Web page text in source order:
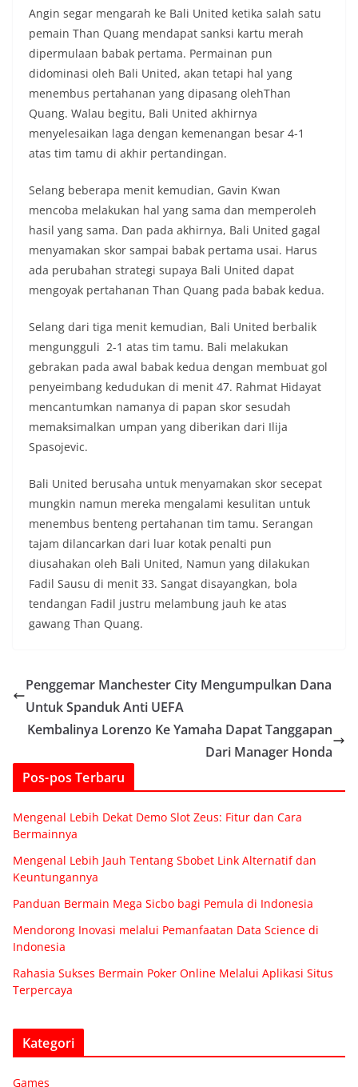
Angin segar mengarah ke Bali United ketika salah satu
pemain Than Quang mendapat sanksi kartu merah
dipermulaan babak pertama. Permainan pun
didominasi oleh Bali United, akan tetapi hal yang
menembus pertahanan yang dipasang olehThan
Quang. Walau begitu, Bali United akhirnya
menyelesaikan laga dengan kemenangan besar 4-1
atas tim tamu di akhir pertandingan.
Selang beberapa menit kemudian, Gavin Kwan
mencoba melakukan hal yang sama dan memperoleh
hasil yang sama. Dan pada akhirnya, Bali United gagal
menyamakan skor sampai babak pertama usai. Harus
ada perubahan strategi supaya Bali United dapat
mengoyak pertahanan Than Quang pada babak kedua.
Selang dari tiga menit kemudian, Bali United berbalik
mengungguli 2-1 atas tim tamu. Bali melakukan
gebrakan pada awal babak kedua dengan membuat gol
penyeimbang kedudukan di menit 47. Rahmat Hidayat
mencantumkan namanya di papan skor sesudah
memaksimalkan umpan yang diberikan dari Ilija
Spasojevic.
Bali United berusaha untuk menyamakan skor secepat
mungkin namun mereka mengalami kesulitan untuk
menembus benteng pertahanan tim tamu. Serangan
tajam dilancarkan dari luar kotak penalti pun
diusahakan oleh Bali United, Namun yang dilakukan
Fadil Sausu di menit 33. Sangat disayangkan, bola
tendangan Fadil justru melambung jauh ke atas
gawang Than Quang.
Penggemar Manchester City Mengumpulkan Dana
Untuk Spanduk Anti UEFA
Kembalinya Lorenzo Ke Yamaha Dapat Tanggapan
Dari Manager Honda
Pos-pos Terbaru
Mengenal Lebih Dekat Demo Slot Zeus: Fitur dan Cara
Bermainnya
Mengenal Lebih Jauh Tentang Sbobet Link Alternatif dan
Keuntungannya
Panduan Bermain Mega Sicbo bagi Pemula di Indonesia
Mendorong Inovasi melalui Pemanfaatan Data Science di
Indonesia
Rahasia Sukses Bermain Poker Online Melalui Aplikasi Situs
Terpercaya
Kategori
Games